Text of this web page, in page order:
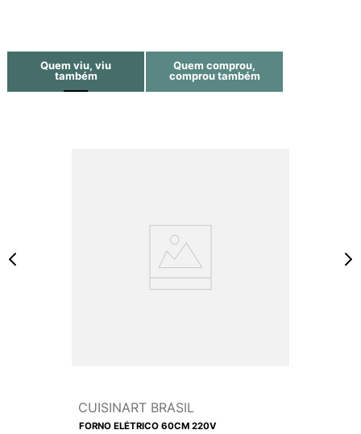
Quem viu, viu
também
Quem comprou,
comprou também
CUISINART BRASIL
FORNO ELÉTRICO 60CM 220V